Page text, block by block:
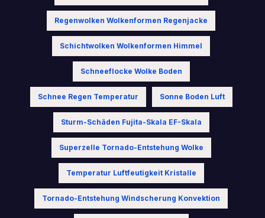
Regenwolken Wolkenformen Regenjacke
Schichtwolken Wolkenformen Himmel
Schneeflocke Wolke Boden
Schnee Regen Temperatur Sonne Boden Luft
Sturm-Schäden Fujita-Skala EF-Skala
Superzelle Tornado-Entstehung Wolke
Temperatur Luftfeutigkeit Kristalle
Tornado-Entstehung Windscherung Konvektion